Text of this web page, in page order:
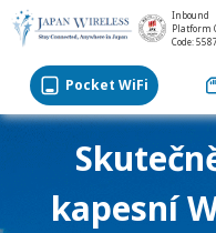
Inbound
Platform
Code: 5587
Pocket WiFi
kapesní